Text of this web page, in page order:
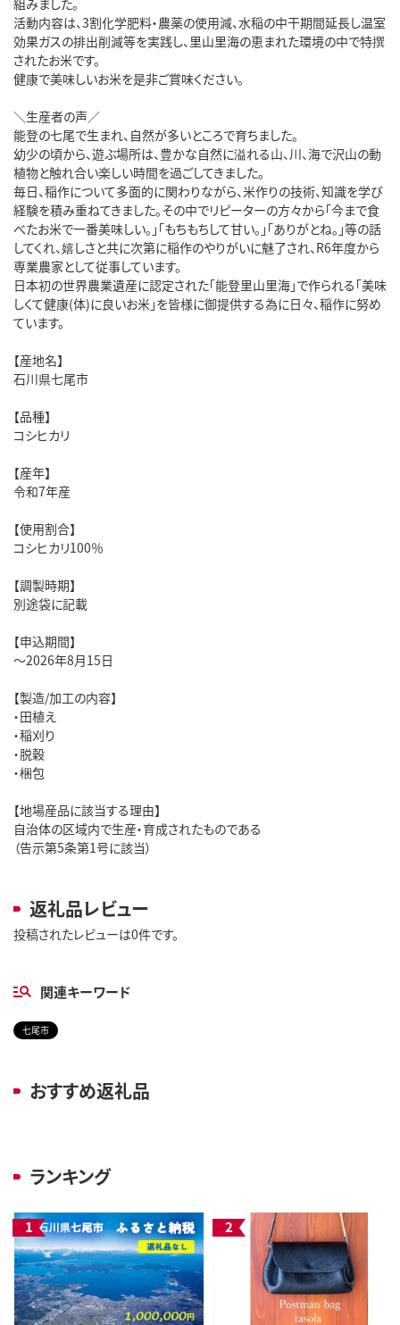
活動内容は、3割化学肥料・農薬の使用減、水稲の中干期間延長し温室
効果ガスの排出削減等を実践し、里山里海の恵まれた環境の中で特撰
されたお米です。
健康で美味しいお米を是非ご賞味ください。
＼生産者の声／
能登の七尾で生まれ、自然が多いところで育ちました。
幼少の頃から、遊ぶ場所は、豊かな自然に溢れる山、川、海で沢山の動
植物と触れ合い楽しい時間を過ごしてきました。
毎日、稲作について多面的に関わりながら、米作りの技術、知識を学び
経験を積み重ねてきました。その中でリピーターの方々から「今まで食
べたお米で一番美味しい。」「もちもちして甘い。」「ありがとね。」等の話
してくれ、嬉しさと共に次第に稲作のやりがいに魅了され、R6年度から
専業農家として従事しています。
日本初の世界農業遺産に認定された「能登里山里海」で作られる「美味
しくて健康(体)に良いお米」を皆様に御提供する為に日々、稲作に努め
ています。
【産地名】
石川県七尾市
【品種】
コシヒカリ
【産年】
令和7年産
【使用割合】
コシヒカリ100％
【調製時期】
別途袋に記載
【申込期間】
～2026年8月15日
【製造/加工の内容】
・田植え
・稲刈り
・脱穀
・梱包
【地場産品に該当する理由】
自治体の区域内で生産・育成されたものである
（告示第5条第1号に該当）
返礼品レビュー
投稿されたレビューは0件です。
関連キーワード
七尾市
おすすめ返礼品
ランキング